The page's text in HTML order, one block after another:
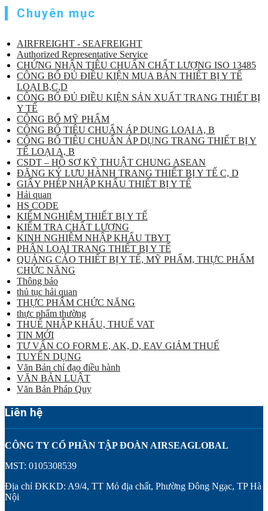
Chuyên mục
AIRFREIGHT - SEAFREIGHT
Authorized Representative Service
CHỨNG NHẬN TIÊU CHUẨN CHẤT LƯỢNG ISO 13485
CÔNG BỐ ĐỦ ĐIỀU KIỆN MUA BÁN THIẾT BỊ Y TẾ
LOẠI B,C,D
CÔNG BỐ ĐỦ ĐIỀU KIỆN SẢN XUẤT TRANG THIẾT BỊ
Y TẾ
CÔNG BỐ MỸ PHẨM
CÔNG BỐ TIÊU CHUẨN ÁP DỤNG LOẠI A, B
CÔNG BỐ TIÊU CHUẨN ÁP DỤNG TRANG THIẾT BỊ Y
TẾ LOẠI A, B
CSDT – HỒ SƠ KỸ THUẬT CHUNG ASEAN
ĐĂNG KÝ LƯU HÀNH TRANG THIẾT BỊ Y TẾ C, D
GIẤY PHÉP NHẬP KHẨU THIẾT BỊ Y TẾ
Hải quan
HS CODE
KIỂM NGHIỆM THIẾT BỊ Y TẾ
KIỂM TRA CHẤT LƯỢNG
KINH NGHIỆM NHẬP KHẨU TBYT
PHÂN LOẠI TRANG THIẾT BỊ Y TẾ
QUẢNG CÁO THIẾT BỊ Y TẾ, MỸ PHẨM, THỰC PHẨM
CHỨC NĂNG
Thông báo
thủ tục hải quan
THỰC PHẨM CHỨC NĂNG
thực phẩm thường
THUẾ NHẬP KHẨU, THUẾ VAT
TIN MỚI
TƯ VẤN CO FORM E, AK, D, EAV GIẢM THUẾ
TUYỂN DỤNG
Văn Bản chỉ đạo điều hành
VĂN BẢN LUẬT
Văn Bản Pháp Quy
Liên hệ
CÔNG TY CỔ PHẦN TẬP ĐOÀN AIRSEAGLOBAL
MST: 0105308539
Địa chỉ ĐKKD: A9/4, TT Mỏ địa chất, Phường Đông Ngạc, TP Hà
Nội